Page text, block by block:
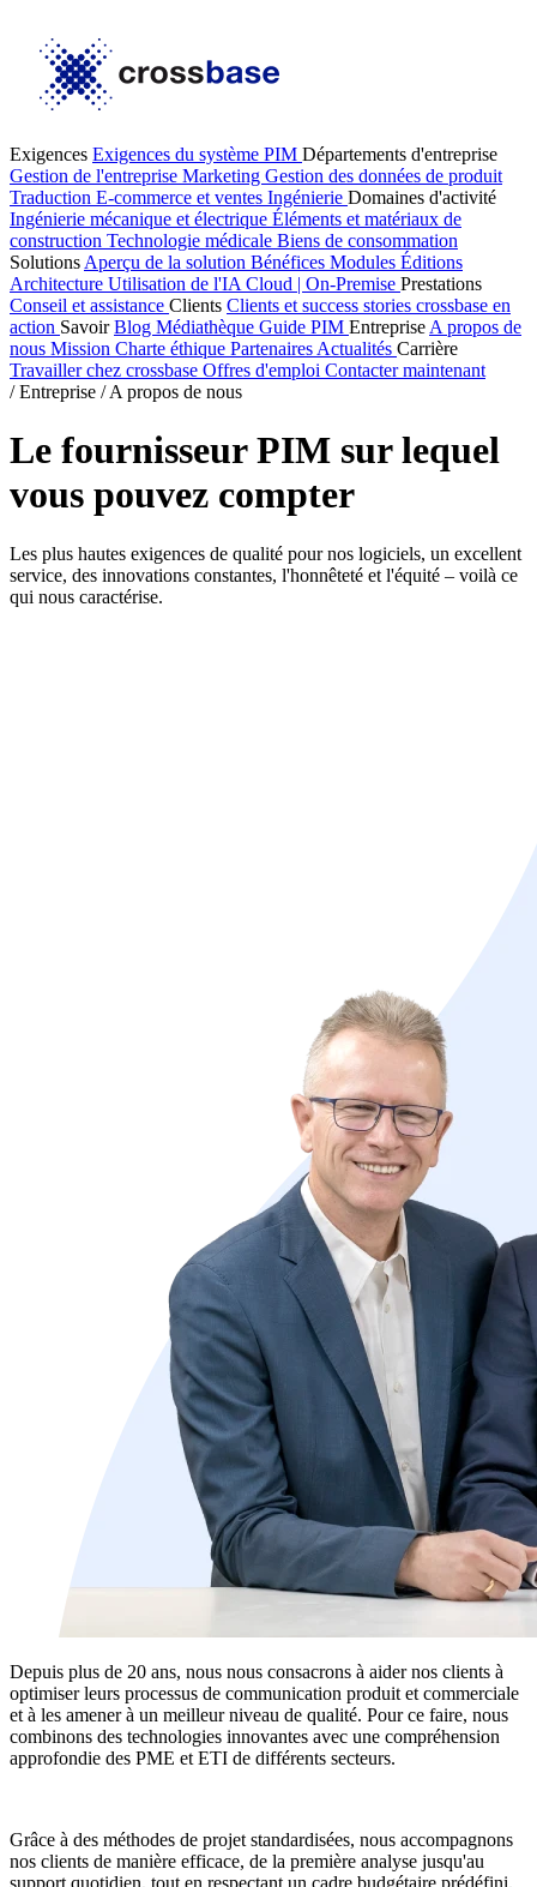
Exigences Exigences du système PIM Départements d'entreprise
Gestion de l'entreprise Marketing Gestion des données de produit
Traduction E-commerce et ventes Ingénierie Domaines d'activité
Ingénierie mécanique et électrique Éléments et matériaux de
construction Technologie médicale Biens de consommation
Solutions Aperçu de la solution Bénéfices Modules Éditions
Architecture Utilisation de l'IA Cloud | On-Premise Prestations
Conseil et assistance Clients Clients et success stories crossbase en
action SavoirBlog Médiathèque Guide PIM Entreprise A propos de
nous Mission Charte éthique Partenaires Actualités Carrière
Travailler chez crossbase Offres d'emploi Contacter maintenant
/ Entreprise / A propos de nous
Le fournisseur PIM sur lequel
vous pouvez compter
Les plus hautes exigences de qualité pour nos logiciels, un excellent
service, des innovations constantes, l'honnêteté et l'équité – voilà ce
qui nous caractérise.
Depuis plus de 20 ans, nous nous consacrons à aider nos clients à
optimiser leurs processus de communication produit et commerciale
et à les amener à un meilleur niveau de qualité. Pour ce faire, nous
combinons des technologies innovantes avec une compréhension
approfondie des PME et ETI de différents secteurs.
Grâce à des méthodes de projet standardisées, nous accompagnons
nos clients de manière efficace, de la première analyse jusqu'au
support quotidien, tout en respectant un cadre budgétaire prédéfini.